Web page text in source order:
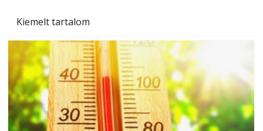
Kiemelt tartalom